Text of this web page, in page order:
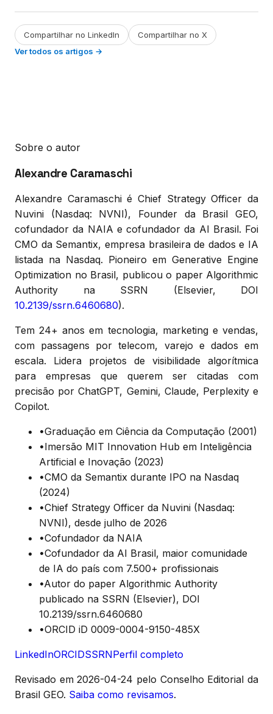
Compartilhar no LinkedIn
Compartilhar no X
Ver todos os artigos →
Sobre o autor
Alexandre Caramaschi
Alexandre Caramaschi é Chief Strategy Officer da
Nuvini (Nasdaq: NVNI), Founder da Brasil GEO,
cofundador da NAIA e cofundador da AI Brasil. Foi
CMO da Semantix, empresa brasileira de dados e IA
listada na Nasdaq. Pioneiro em Generative Engine
Optimization no Brasil, publicou o paper Algorithmic
Authority na SSRN (Elsevier, DOI
10.2139/ssrn.6460680).
Tem 24+ anos em tecnologia, marketing e vendas,
com passagens por telecom, varejo e dados em
escala. Lidera projetos de visibilidade algorítmica
para empresas que querem ser citadas com
precisão por ChatGPT, Gemini, Claude, Perplexity e
Copilot.
•Graduação em Ciência da Computação (2001)
•Imersão MIT Innovation Hub em Inteligência
Artificial e Inovação (2023)
•CMO da Semantix durante IPO na Nasdaq
(2024)
•Chief Strategy Officer da Nuvini (Nasdaq:
NVNI), desde julho de 2026
•Cofundador da NAIA
•Cofundador da AI Brasil, maior comunidade
de IA do país com 7.500+ profissionais
•Autor do paper Algorithmic Authority
publicado na SSRN (Elsevier), DOI
10.2139/ssrn.6460680
•ORCID iD 0009-0004-9150-485X
LinkedInORCIDSSRNPerfil completo
Revisado em2026-04-24 pelo Conselho Editorial da
Brasil GEO. Saiba como revisamos.